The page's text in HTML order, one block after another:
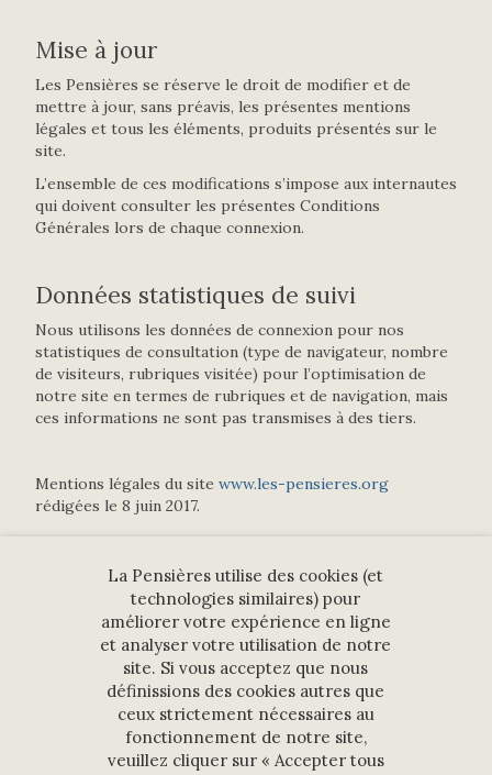
Mise à jour
Les Pensières se réserve le droit de modifier et de
mettre à jour, sans préavis, les présentes mentions
légales et tous les éléments, produits présentés sur le
site.
L’ensemble de ces modifications s’impose aux internautes
qui doivent consulter les présentes Conditions
Générales lors de chaque connexion.
Données statistiques de suivi
Nous utilisons les données de connexion pour nos
statistiques de consultation (type de navigateur, nombre
de visiteurs, rubriques visitée) pour l’optimisation de
notre site en termes de rubriques et de navigation, mais
ces informations ne sont pas transmises à des tiers.
Mentions légales du site www.les-pensieres.org
rédigées le 8 juin 2017.
Suivez-nous sur les réseaux sociaux
NEWSLETTER
La Pensières utilise des cookies (et
technologies similaires) pour
améliorer votre expérience en ligne
et analyser votre utilisation de notre
site. Si vous acceptez que nous
définissions des cookies autres que
ceux strictement nécessaires au
fonctionnement de notre site,
veuillez cliquer sur « Accepter tous